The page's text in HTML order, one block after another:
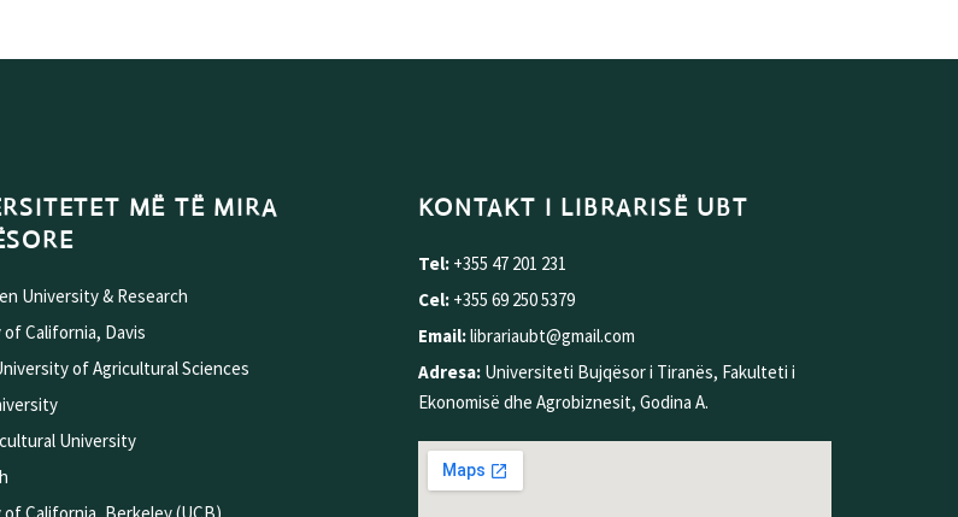
MË TË MIRA
University & Research
California, Davis
of Agricultural Sciences
University
KONTAKT I LIBRARISË UBT
Tel: +355 47 201 231
Cel: +355 69 250 5379
Email:librariaubt@gmail.com
Adresa: Universiteti Bujqësor i Tiranës, Fakulteti i
Ekonomisë dhe Agrobiznesit, Godina A.